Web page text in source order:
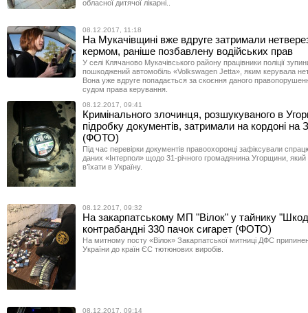
обласної дитячої лікарні..
08.12.2017, 11:18
На Мукачівщині вже вдруге затримали
кермом, раніше позбавлену водійських прав
У селі Клячаново Мукачівського району працівники поліції
пошкоджений автомобіль «Volkswagen Jеttа», яким керувала
Вона уже вдруге попадається за скоєння даного
судом права керування.
08.12.2017, 09:41
Кримінального злочинця, розшукуваного в
підробку документів, затримали на кордоні на
(ФОТО)
Під час перевірки документів правоохоронці зафіксували
даних «Інтерпол» щодо 31-річного громадянина Угорщини,
в’їхати в Україну.
08.12.2017, 09:32
На закарпатському МП "Вілок" у тайнику
контрабандні 330 пачок сигарет (ФОТО)
На митному посту «Вілок» Закарпатської митниці ДФС
України до країн ЄС тютюнових виробів.
08.12.2017, 09:14